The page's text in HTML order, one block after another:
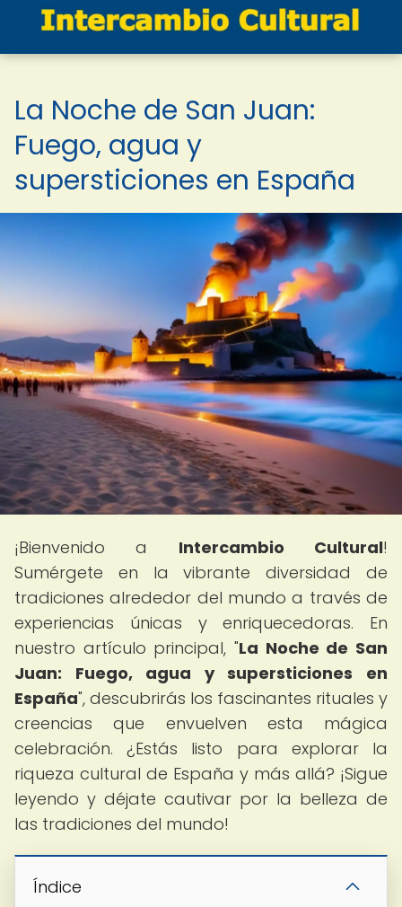
La Noche de San Juan:
Fuego, agua y
supersticiones en España
¡Bienvenido a Intercambio Cultural!
Sumérgete en la vibrante diversidad de
tradiciones alrededor del mundo a través de
experiencias únicas y enriquecedoras. En
nuestro artículo principal, "La Noche de San
Juan: Fuego, agua y supersticiones en
España", descubrirás los fascinantes rituales y
creencias que envuelven esta mágica
celebración. ¿Estás listo para explorar la
riqueza cultural de España y más allá? ¡Sigue
leyendo y déjate cautivar por la belleza de
las tradiciones del mundo!
Índice